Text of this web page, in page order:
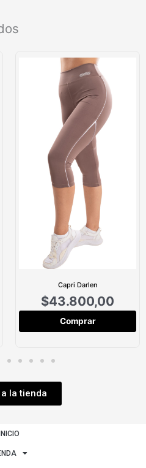
Capri Darlen
$43.800,00
Comprar
la tienda
INICIO